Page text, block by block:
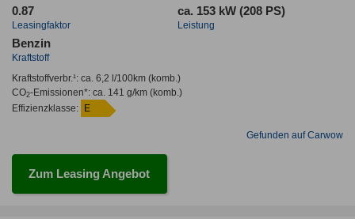
0.87
Leasingfaktor
ca. 153 kW (208 PS)
Leistung
Benzin
Kraftstoff
Kraftstoffverbr.¹: ca. 6,2 l/100km(komb.)
CO2-Emissionen*: ca. 141 g/km(komb.)
Effizienzklasse:
E
Gefunden auf Carwow
Zum Leasing Angebot